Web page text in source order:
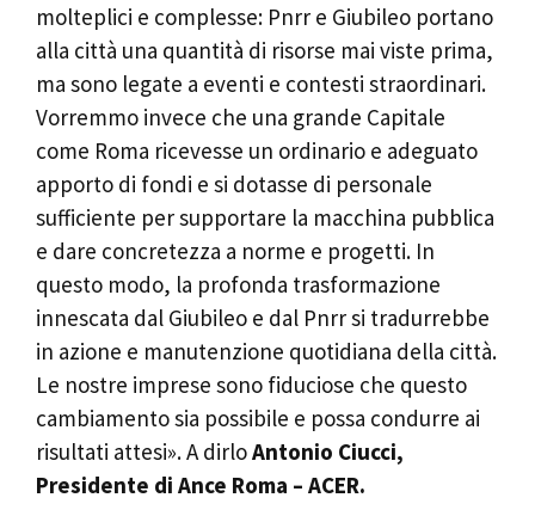
molteplici e complesse: Pnrr e Giubileo portano
alla città una quantità di risorse mai viste prima,
ma sono legate a eventi e contesti straordinari.
Vorremmo invece che una grande Capitale
come Roma ricevesse un ordinario e adeguato
apporto di fondi e si dotasse di personale
sufficiente per supportare la macchina pubblica
e dare concretezza a norme e progetti. In
questo modo, la profonda trasformazione
innescata dal Giubileo e dal Pnrr si tradurrebbe
in azione e manutenzione quotidiana della città.
Le nostre imprese sono fiduciose che questo
cambiamento sia possibile e possa condurre ai
risultati attesi». A dirloAntonio Ciucci,
Presidente di Ance Roma – ACER.